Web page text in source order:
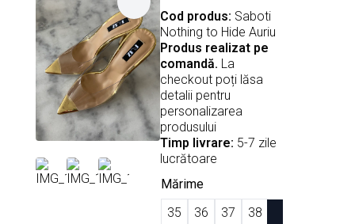
Cod produs: Saboti
Nothing to Hide Auriu
Produs realizat pe
comandă. La
checkout poți lăsa
detalii pentru
personalizarea
produsului
Timp livrare: 5-7 zile
lucrătoare
Mărime
35
36 37
38